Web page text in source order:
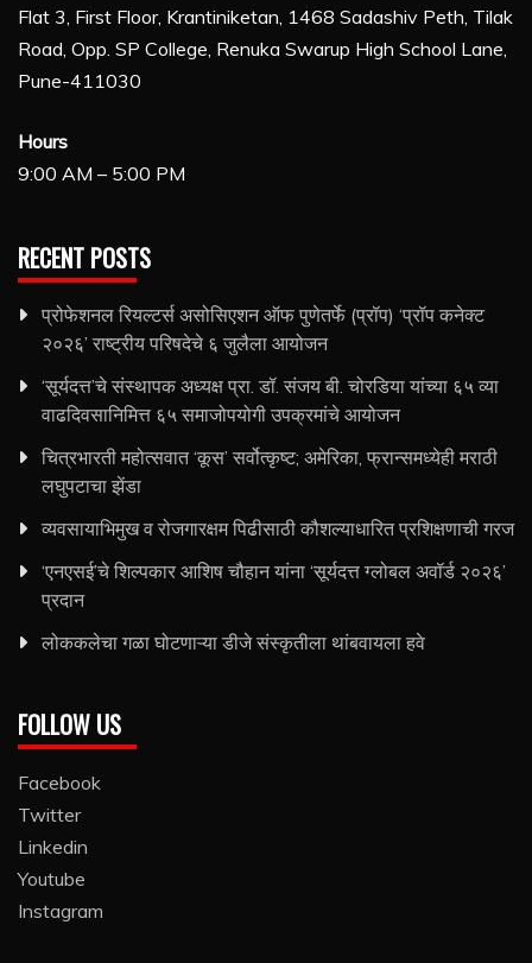
Flat 3, First Floor, Krantiniketan, 1468 Sadashiv Peth, Tilak
Road, Opp. SP College, Renuka Swarup High School Lane,
Pune-411030
Hours
9:00 AM – 5:00 PM
RECENT POSTS
प्रोफेशनल रियल्टर्स असोसिएशन ऑफ पुणेतर्फे (प्रॉप) ‘प्रॉप कनेक्ट
२०२६’ राष्ट्रीय परिषदेचे ६ जुलैला आयोजन
‘सूर्यदत्त’चे संस्थापक अध्यक्ष प्रा. डॉ. संजय बी. चोरडिया यांच्या ६५ व्या
वाढदिवसानिमित्त ६५ समाजोपयोगी उपक्रमांचे आयोजन
चित्रभारती महोत्सवात ‘कूस’ सर्वोत्कृष्ट; अमेरिका, फ्रान्समध्येही मराठी
लघुपटाचा झेंडा
व्यवसायाभिमुख व रोजगारक्षम पिढीसाठी कौशल्याधारित प्रशिक्षणाची गरज
‘एनएसई’चे शिल्पकार आशिष चौहान यांना ‘सूर्यदत्त ग्लोबल अवॉर्ड २०२६’
प्रदान
लोककलेचा गळा घोटणाऱ्या डीजे संस्कृतीला थांबवायला हवे
FOLLOW US
Facebook
Twitter
Linkedin
Youtube
Instagram